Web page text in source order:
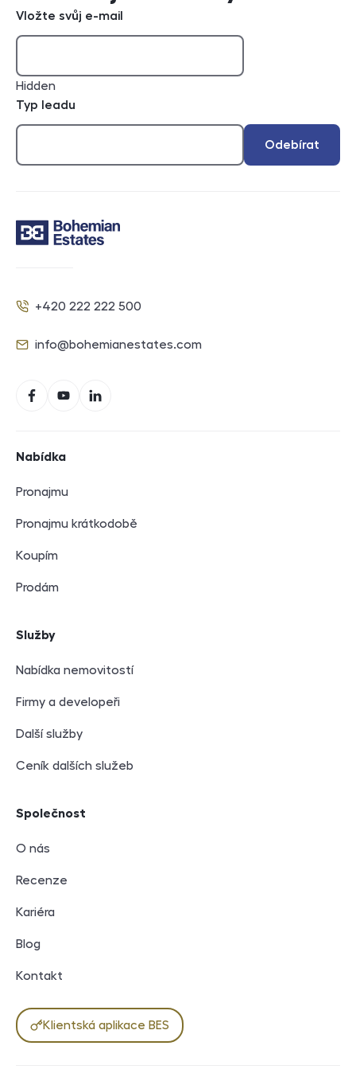
Vložte svůj e-mail
Hidden
Typ leadu
Odebírat
Telefon
+420 222 222 500
E-mail
info@bohemianestates.com
FacebookYouTubeLinkedIn
Nabídka
Pronajmu
Pronajmu krátkodobě
Koupím
Prodám
Služby
Nabídka nemovitostí
Firmy a developeři
Další služby
Ceník dalších služeb
Společnost
O nás
Recenze
Kariéra
Blog
Kontakt
Klientská aplikace BES